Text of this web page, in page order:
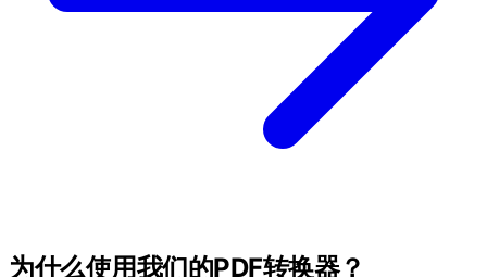
为什么使用我们的PDF转换器？